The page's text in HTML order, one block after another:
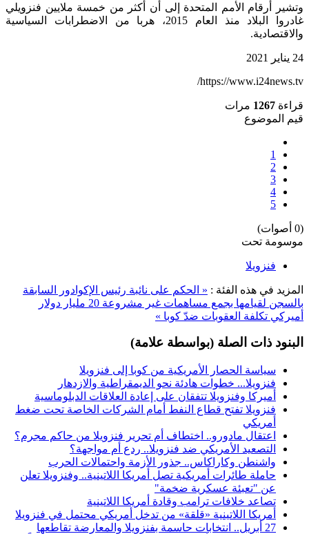
وتشير أرقام الأمم المتحدة إلى أن أكثر من خمسة ملايين فنزويلي
غادروا البلاد منذ العام 2015، هربا من الاضطرابات السياسية
والاقتصادية.
24 يناير 2021
https://www.i24news.tv/
قراءة 1267 مرات
قيم الموضوع
1
2
3
4
5
(0 أصوات)
موسومة تحت
فنزويلا
المزيد في هذه الفئة : « الحكم على نائبة رئيس الإكوادور السابقة
بالسجن لقيامها بجمع مساهمات غير مشروعة
20 مليار دولار
أميركي تكلفة العقوبات ضدّ كوبا »
البنود ذات الصلة (بواسطة علامة)
سياسة الحصار الأمريكية من كوبا إلى فنزويلا
فنزويلا... خطوات هادئة نحو الديمقراطية والازدهار
أميركا وفنزويلا تتفقان على إعادة العلاقات الدبلوماسية
فنزويلا تفتح قطاع النفط أمام الشركات الخاصة تحت ضغط
أمريكي
اعتقال مادورو.. اختطاف أم تحرير فنزويلا من حاكم مجرم؟
التصعيد الأمريكي ضد فنزويلا.. ردع أم مواجهة؟
واشنطن وكاراكاس.. جذور الأزمة واحتمالات الحرب
حاملة طائرات أمريكية تصل أمريكا اللاتينية.. وفنزويلا تعلن
عن "تعبئة عسكرية ضخمة"
تصاعد خلافات ترامب وقادة أمريكا اللاتينية
أمريكا اللاتينية «قلقة» من تدخل أمريكي محتمل في فنزويلا
27 أبريل.. انتخابات حاسمة بفنزويلا والمعارضة تقاطعها